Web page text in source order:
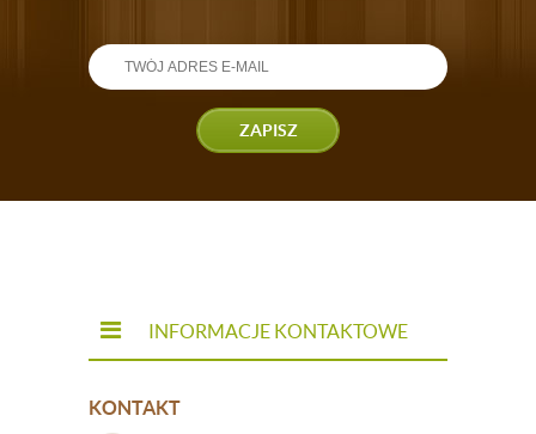
ZAPISZ
INFORMACJE KONTAKTOWE
KONTAKT